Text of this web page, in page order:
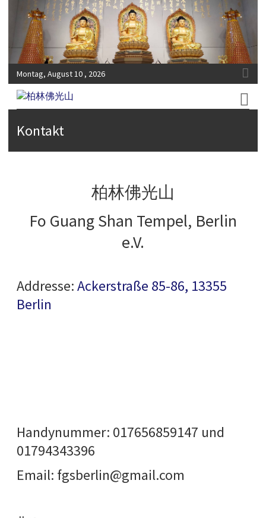
Montag, August 10 , 2026
Fo-Guang-Shan-Tempel, Berlin e.V.
Kontakt
柏林佛光山
Fo Guang Shan Tempel, Berlin
e.V.
Addresse:Ackerstraße 85-86, 13355
Berlin
Handynummer: 017656859147 und
01794343396
Email: fgsberlin@gmail.com